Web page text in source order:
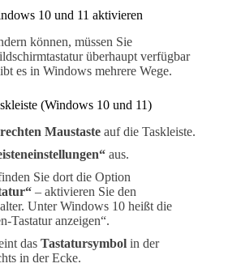
10 und 11 aktivieren
können, müssen Sie
überhaupt verfügbar
es in Windows mehrere Wege.
(Windows 10 und 11)
rechten Maustaste auf die Taskleiste.
aus.
Sie dort die Option
– aktivieren Sie den
Unter Windows 10 heißt die
Tastatur anzeigen“.
das Tastatursymbol in der
in der Ecke.